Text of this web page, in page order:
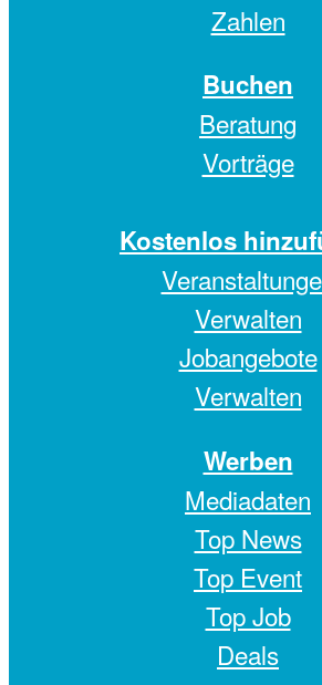
Zahlen
Buchen
Beratung
Vorträge
Kostenlos
Verwalten
Jobangebote
Verwalten
Werben
Mediadaten
Top News
Top Event
Top Job
Deals